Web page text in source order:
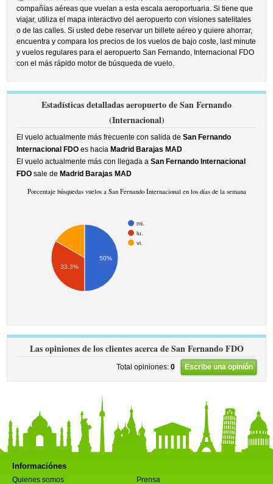
compañías aéreas que vuelan a esta escala aeroportuaria. Si tiene que
viajar, utiliza el mapa interactivo del aeropuerto con visiones satelitales
o de las calles. Si usted debe reservar un billete aéreo y quiere ahorrar,
encuentra y compara los precios de los vuelos de bajo coste, last minute
y vuelos regulares para el aeropuerto San Fernando, Internacional FDO
con el más rápido motor de búsqueda de vuelo.
Estadísticas detalladas aeropuerto de San Fernando
(Internacional)
El vuelo actualmente más frecuente con salida deSan Fernando
Internacional FDO es hacia Madrid Barajas MAD
El vuelo actualmente más con llegada aSan Fernando Internacional
FDO sale de Madrid Barajas MAD
Porcentaje búsquedas vuelos a San Fernando Internacional en los días de la semana
mi.
lu.
vi.
33.3%
50%
Las opiniones de los clientes acerca de San Fernando FDO
Total opiniones: 0 Escribe una opinión
Informaciónes
Quienes somos Prensa